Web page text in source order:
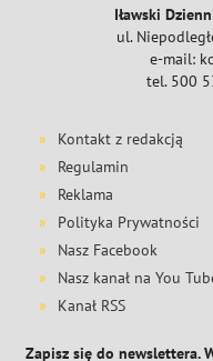
Iławski
ul.
e-mail:
tel. 500
Kontakt z redakcją
Regulamin
Reklama
Polityka Prywatności
Nasz Facebook
Nasz kanał na You
Kanał RSS
Zapisz się do newslettera.